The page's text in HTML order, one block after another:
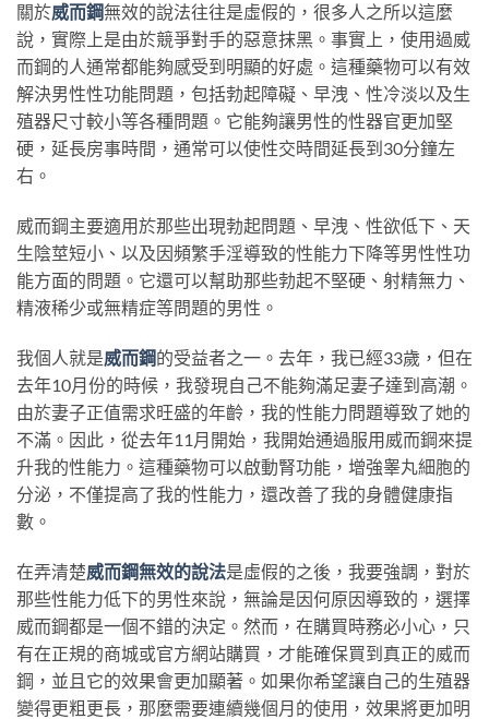
關於威而鋼無效的說法往往是虛假的，很多人之所以這麼
說，實際上是由於競爭對手的惡意抹黑。事實上，使用過威
而鋼的人通常都能夠感受到明顯的好處。這種藥物可以有效
解決男性性功能問題，包括勃起障礙、早洩、性冷淡以及生
殖器尺寸較小等各種問題。它能夠讓男性的性器官更加堅
硬，延長房事時間，通常可以使性交時間延長到30分鐘左
右。
威而鋼主要適用於那些出現勃起問題、早洩、性欲低下、天
生陰莖短小、以及因頻繁手淫導致的性能力下降等男性性功
能方面的問題。它還可以幫助那些勃起不堅硬、射精無力、
精液稀少或無精症等問題的男性。
我個人就是威而鋼的受益者之一。去年，我已經33歲，但在
去年10月份的時候，我發現自己不能夠滿足妻子達到高潮。
由於妻子正值需求旺盛的年齡，我的性能力問題導致了她的
不滿。因此，從去年11月開始，我開始通過服用威而鋼來提
升我的性能力。這種藥物可以啟動腎功能，增強睾丸細胞的
分泌，不僅提高了我的性能力，還改善了我的身體健康指
數。
在弄清楚威而鋼無效的說法是虛假的之後，我要強調，對於
那些性能力低下的男性來說，無論是因何原因導致的，選擇
威而鋼都是一個不錯的決定。然而，在購買時務必小心，只
有在正規的商城或官方網站購買，才能確保買到真正的威而
鋼，並且它的效果會更加顯著。如果你希望讓自己的生殖器
變得更粗更長，那麼需要連續幾個月的使用，效果將更加明